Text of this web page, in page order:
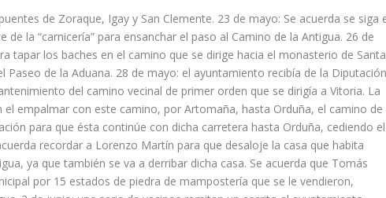
de Zoraque, Igay y San Clemente. 23 de mayo: Se acuerda se siga
la “carnicería” para ensanchar el paso al Camino de la Antigua. 26 de
tapar los baches en el camino que se dirige hacia el monasterio de Santa
Paseo de la Aduana. 28 de mayo: el ayuntamiento recibía de la Diputación
del camino vecinal de primer orden que se dirigía a Vitoria. La
empalmar con este camino, por Artomaña, hasta Orduña, el camino de
para que ésta continúe con dicha carretera hasta Orduña, cediendo el
recordar a Lorenzo Martín para que desaloje la casa que habita
ya que también se va a derribar dicha casa. Se acuerda que Tomás
por 15 estados de piedra de mampostería que se le vendieron,